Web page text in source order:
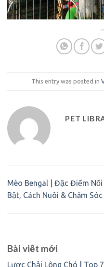
This entry was posted in
PET
Mèo Bengal | Đặc Điểm Nổi
Bật, Cách Nuôi & Chăm Sóc
Bài viết mới
Lược Chải Lông Chó | Top